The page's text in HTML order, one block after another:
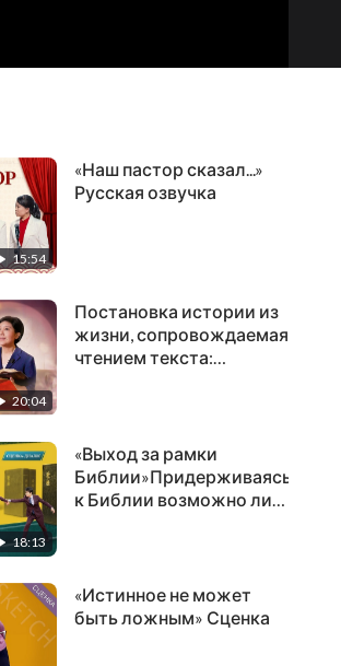
15:54
«Наш пастор сказал...»
Русская озвучка
20:04
Постановка истории из
жизни, сопровождаемая
чтением текста:
18:13
«Выход за рамки
Библии»Придерживаясь
к Библии возможно ли
«Истинное не может
быть ложным» Сценка